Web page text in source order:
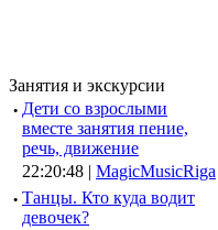
Занятия и экскурсии
· Дети со взрослыми
вместе занятия пение,
речь, движение
22:20:48 | MagicMusicRiga
· Танцы. Кто куда водит
девочек?